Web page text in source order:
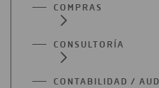
COMPRAS
CONSULTORÍA
CONTABILIDAD /